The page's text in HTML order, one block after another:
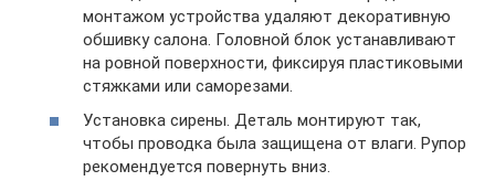
монтажом устройства удаляют декоративную
обшивку салона. Головной блок устанавливают
на ровной поверхности, фиксируя пластиковыми
стяжками или саморезами.
Установка сирены. Деталь монтируют так,
чтобы проводка была защищена от влаги. Рупор
рекомендуется повернуть вниз.